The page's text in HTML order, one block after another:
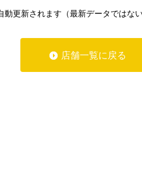
更新されます（最新データではな
店舗一覧に戻る